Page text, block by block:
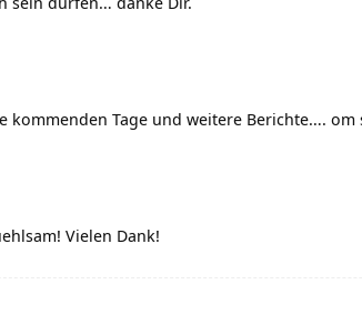
kommenden Tage und weitere Berichte….
Vielen Dank!